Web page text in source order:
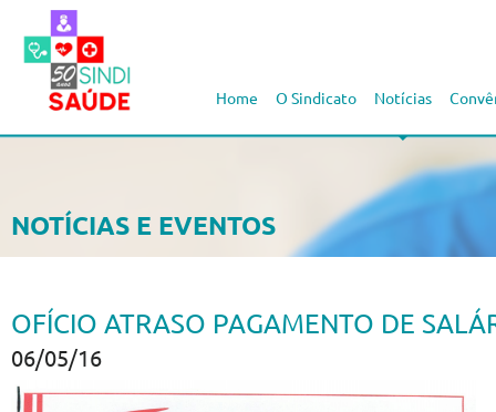
Notícias
O Sindicato
Home
NOTÍCIAS E EVENTOS
OFÍCIO ATRASO PAGAMENTO DE
06/05/16